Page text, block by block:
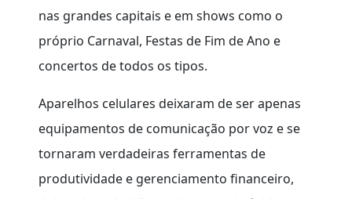
nas grandes capitais e em shows como o
próprio Carnaval, Festas de Fim de Ano e
concertos de todos os tipos.
Aparelhos celulares deixaram de ser apenas
equipamentos de comunicação por voz e se
tornaram verdadeiras ferramentas de
produtividade e gerenciamento financeiro,